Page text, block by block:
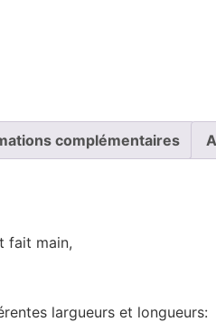
complémentaires
fait main,
largueurs et longueurs: